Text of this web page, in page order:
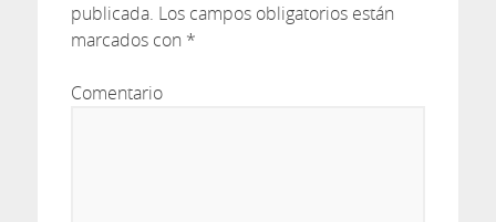
publicada. Los campos obligatorios están
marcados con *
Comentario